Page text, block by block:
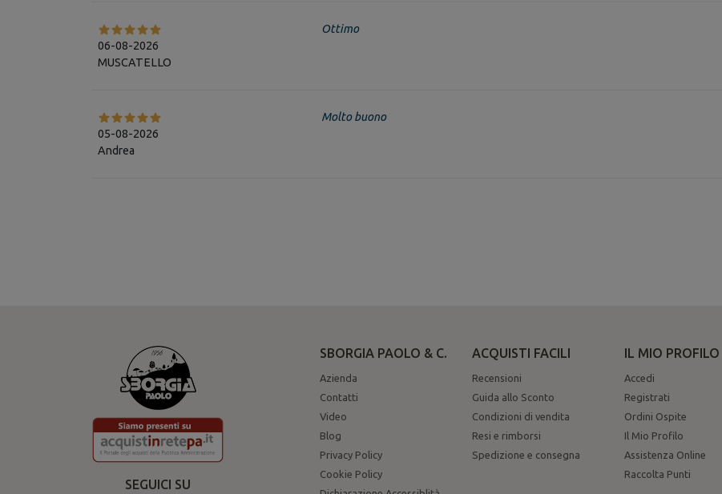
06-08-2026
MUSCATELLO
Ottimo
05-08-2026
Andrea
Molto buono
SEGUICI SU
SBORGIA PAOLO & C.
Azienda
Contatti
Video
Blog
Privacy Policy
Cookie Policy
ACQUISTI FACILI
Recensioni
Guida allo Sconto
Condizioni di vendita
Resi e rimborsi
Spedizione e consegna
IL MIO PROFILO
Accedi
Registrati
Ordini Ospite
Il Mio Profilo
Assistenza Online
Raccolta Punti